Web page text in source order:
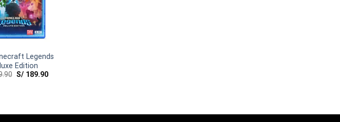
Legends
Edition
S/189.90